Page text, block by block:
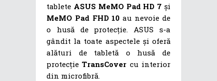
tablete ASUS MeMO Pad HD 7 și
MeMO Pad FHD 10 au nevoie de
o husă de protecție. ASUS s-a
gândit la toate aspectele și oferă
alături de tabletă o husă de
protecțieTransCover cu interior
din microfibră.